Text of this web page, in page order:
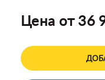
Цена от 36